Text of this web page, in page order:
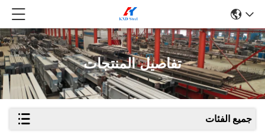
تفاصيل المنتجات
جميع الفئات